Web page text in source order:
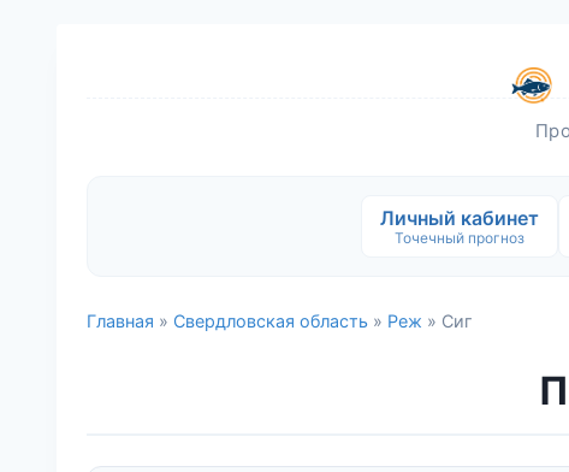
Личный кабинет
Точечный прогноз
Главная » Свердловская область » Реж » Сиг